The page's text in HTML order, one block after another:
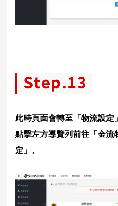
此時頁面會轉至「物流設定
點擊左方導覽列前往「金
定」。